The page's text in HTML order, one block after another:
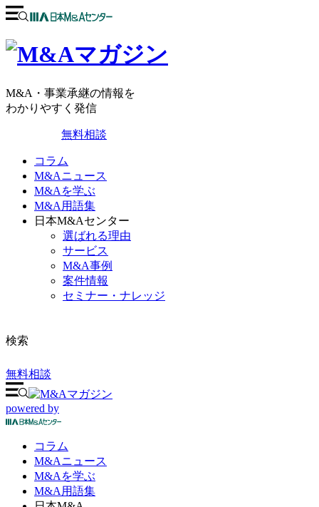
M&A・事業承継の情報を
わかりやすく発信
無料相談
コラム
M&Aニュース
M&Aを学ぶ
M&A用語集
日本M&Aセンター
選ばれる理由
サービス
M&A事例
案件情報
セミナー・ナレッジ
検索
無料相談
powered by
コラム
M&Aニュース
M&Aを学ぶ
M&A 用語集